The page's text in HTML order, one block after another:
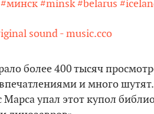
#минск #minsk #belarus
sound - music.cco
более 400 тысяч
и много
Марса упал этот купол